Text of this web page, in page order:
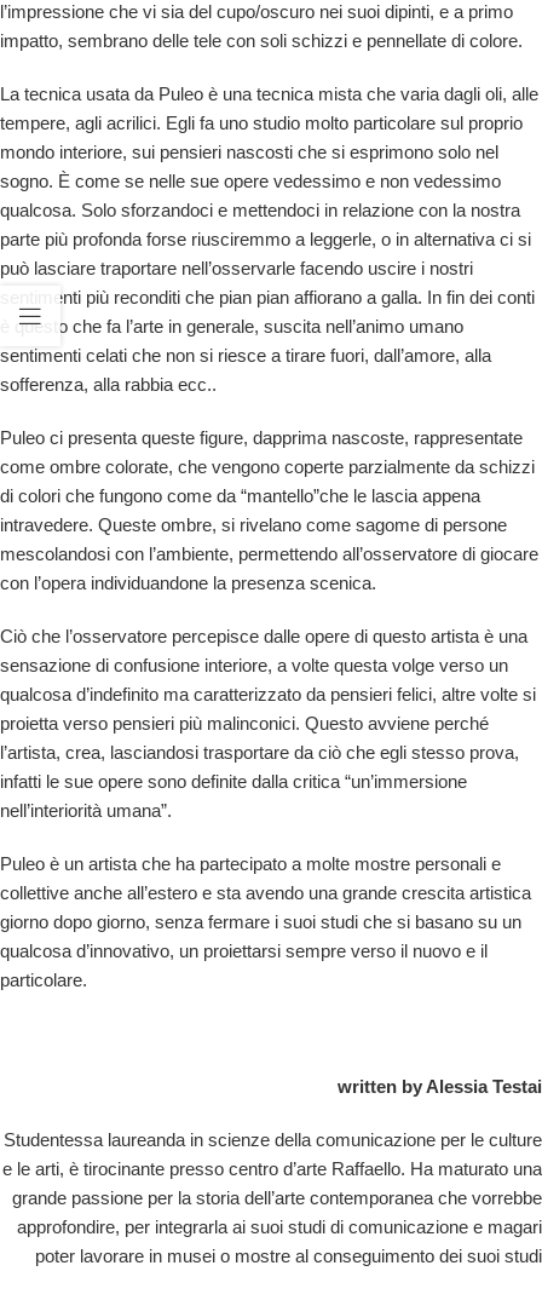
l’impressione che vi sia del cupo/oscuro nei suoi dipinti, e a primo
impatto, sembrano delle tele con soli schizzi e pennellate di colore.
La tecnica usata da Puleo è una tecnica mista che varia dagli oli, alle
tempere, agli acrilici. Egli fa uno studio molto particolare sul proprio
mondo interiore, sui pensieri nascosti che si esprimono solo nel
sogno. È come se nelle sue opere vedessimo e non vedessimo
qualcosa. Solo sforzandoci e mettendoci in relazione con la nostra
parte più profonda forse riusciremmo a leggerle, o in alternativa ci si
può lasciare traportare nell’osservarle facendo uscire i nostri
sentimenti più reconditi che pian pian affiorano a galla. In fin dei conti
è questo che fa l’arte in generale, suscita nell’animo umano
sentimenti celati che non si riesce a tirare fuori, dall’amore, alla
sofferenza, alla rabbia ecc..
Puleo ci presenta queste figure, dapprima nascoste, rappresentate
come ombre colorate, che vengono coperte parzialmente da schizzi
di colori che fungono come da “mantello”che le lascia appena
intravedere. Queste ombre, si rivelano come sagome di persone
mescolandosi con l’ambiente, permettendo all’osservatore di giocare
con l’opera individuandone la presenza scenica.
Ciò che l’osservatore percepisce dalle opere di questo artista è una
sensazione di confusione interiore, a volte questa volge verso un
qualcosa d’indefinito ma caratterizzato da pensieri felici, altre volte si
proietta verso pensieri più malinconici. Questo avviene perché
l’artista, crea, lasciandosi trasportare da ciò che egli stesso prova,
infatti le sue opere sono definite dalla critica “un’immersione
nell’interiorità umana”.
Puleo è un artista che ha partecipato a molte mostre personali e
collettive anche all’estero e sta avendo una grande crescita artistica
giorno dopo giorno, senza fermare i suoi studi che si basano su un
qualcosa d’innovativo, un proiettarsi sempre verso il nuovo e il
particolare.
written by Alessia Testai
Studentessa laureanda in scienze della comunicazione per le culture
e le arti, è tirocinante presso centro d’arte Raffaello. Ha maturato una
grande passione per la storia dell’arte contemporanea che vorrebbe
approfondire, per integrarla ai suoi studi di comunicazione e magari
poter lavorare in musei o mostre al conseguimento dei suoi studi